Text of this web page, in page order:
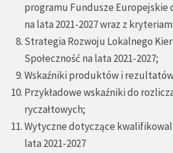
programu Fundusze Europejskie
na lata 2021-2027 wraz z
Strategia Rozwoju Lokalnego
Społeczność na lata 2021-2027;
Wskaźniki produktów i
Przykładowe wskaźniki do
ryczałtowych;
Wytyczne dotyczące
lata 2021-2027